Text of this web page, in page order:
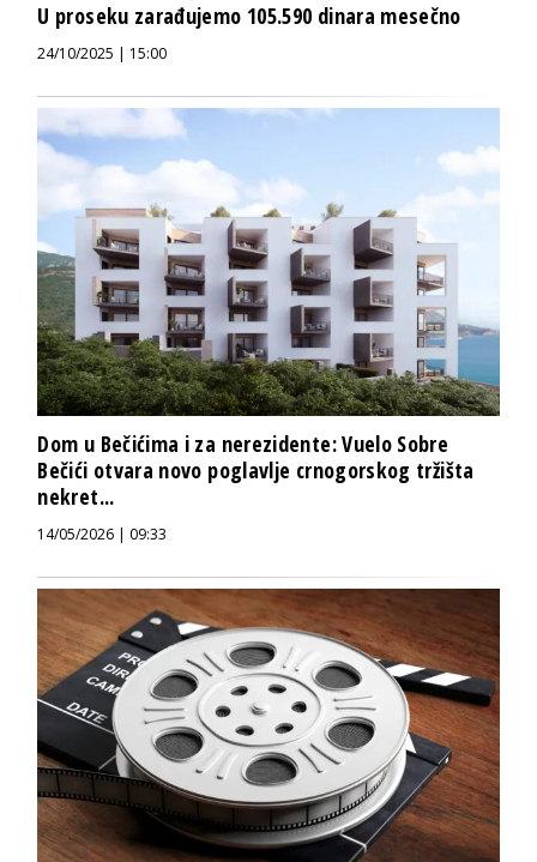
U proseku zarađujemo 105.590 dinara mesečno
24/10/2025 | 15:00
Dom u Bečićima i za nerezidente: Vuelo Sobre
Bečići otvara novo poglavlje crnogorskog tržišta
nekret...
14/05/2026 | 09:33